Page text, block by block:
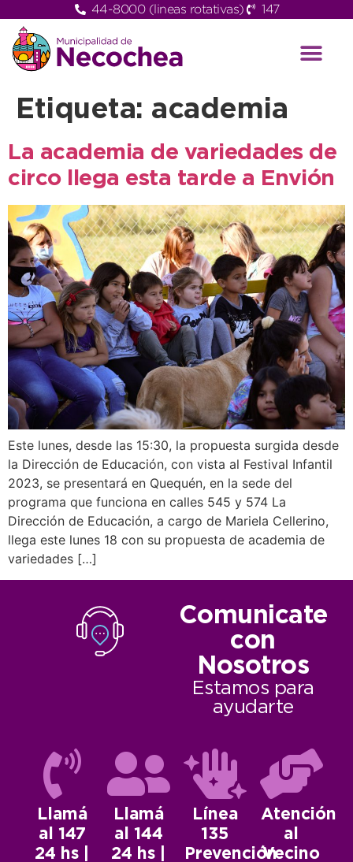
44-8000 (lineas rotativas) 147
Etiqueta: academia
La academia de variedades de
circo llega esta tarde a Envión
Este lunes, desde las 15:30, la propuesta surgida desde
la Dirección de Educación, con vista al Festival Infantil
2023, se presentará en Quequén, en la sede del
programa que funciona en calles 545 y 574 La
Dirección de Educación, a cargo de Mariela Cellerino,
llega este lunes 18 con su propuesta de academia de
variedades […]
Comunicate
con
Nosotros
Estamos para
ayudarte
Llamá
al 147
24 hs |
Llamá
al 144
24 hs |
Línea
135
Prevención
Atención
al
Vecino